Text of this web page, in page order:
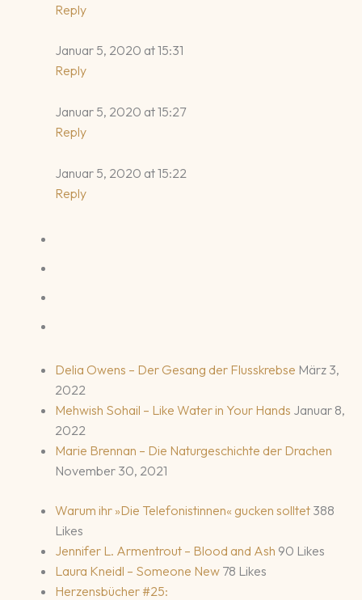
Reply
Januar 5, 2020 at 15:31
Reply
Januar 5, 2020 at 15:27
Reply
Januar 5, 2020 at 15:22
Reply
Delia Owens – Der Gesang der Flusskrebse März 3,
2022
Mehwish Sohail – Like Water in Your Hands Januar 8,
2022
Marie Brennan – Die Naturgeschichte der Drachen
November 30, 2021
Warum ihr »Die Telefonistinnen« gucken solltet 388
Likes
Jennifer L. Armentrout – Blood and Ash 90 Likes
Laura Kneidl – Someone New 78 Likes
Herzensbücher #25: